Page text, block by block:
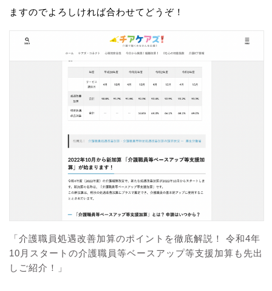
ますのでよろしければ合わせてどうぞ！
「介護職員処遇改善加算のポイントを徹底解説！ 令和4年
10月スタートの介護職員等ベースアップ等支援加算も先出
しご紹介！」